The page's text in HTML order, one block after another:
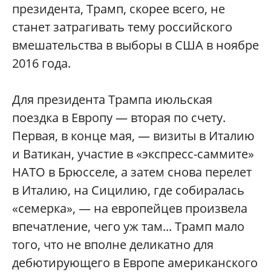
президента, Трамп, скорее всего, не
станет затрагивать тему российского
вмешательства в выборы в США в ноябре
2016 года.
Для президента Трампа июльская
поездка в Европу — вторая по счету.
Первая, в конце мая, — визиты в Италию
и Ватикан, участие в «экспресс-саммите»
НАТО в Брюсселе, а затем снова перелет
в Италию, на Сицилию, где собиралась
«семерка», — на европейцев произвела
впечатление, чего уж там... Трамп мало
того, что не вполне деликатно для
дебютирующего в Европе американского